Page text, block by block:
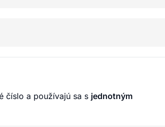
číslo a používajú sa s jednotným